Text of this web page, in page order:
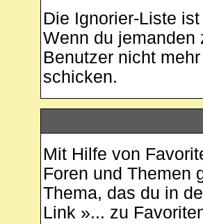
Die Ignorier-Liste
Wenn du jemanden
Benutzer nicht
schicken.
Mit Hilfe von
Foren und Themen
Thema, das du in
Link »... zu